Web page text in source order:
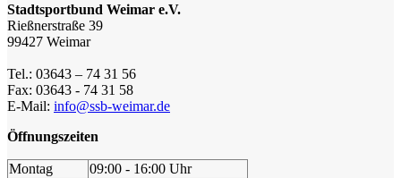
Stadtsportbund Weimar e.V.
Rießnerstraße 39
99427 Weimar
Tel.: 03643 – 74 31 56
Fax: 03643 - 74 31 58
E-Mail: info@ssb-weimar.de
Öffnungszeiten
Montag
09:00 - 16:00 Uhr